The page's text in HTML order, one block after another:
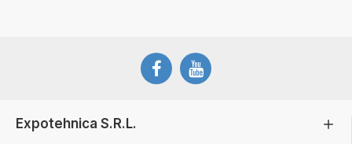
Expotehnica S.R.L.